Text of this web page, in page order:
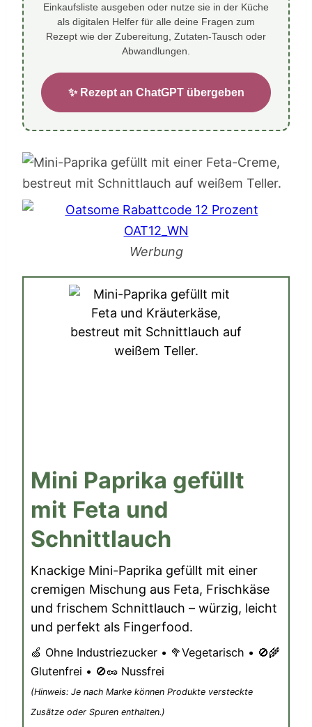
Einkaufsliste ausgeben oder nutze sie in der Küche
als digitalen Helfer für alle deine Fragen zum
Rezept wie der Zubereitung, Zutaten-Tausch oder
Abwandlungen.
✨ Rezept an ChatGPT übergeben
Werbung
Mini Paprika gefüllt
mit Feta und
Schnittlauch
Knackige Mini-Paprika gefüllt mit einer
cremigen Mischung aus Feta, Frischkäse
und frischem Schnittlauch – würzig, leicht
und perfekt als Fingerfood.
🍏 Ohne Industriezucker • 🥦Vegetarisch • 🚫🌾
Glutenfrei • 🚫🥜 Nussfrei
(Hinweis: Je nach Marke können Produkte versteckte
Zusätze oder Spuren enthalten.)